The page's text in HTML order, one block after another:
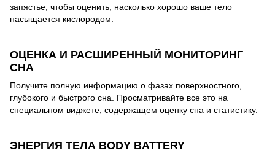
запястье, чтобы оценить, насколько хорошо ваше тело
насыщается кислородом.
ОЦЕНКА И РАСШИРЕННЫЙ МОНИТОРИНГ
СНА
Получите полную информацию о фазах поверхностного,
глубокого и быстрого сна. Просматривайте все это на
специальном виджете, содержащем оценку сна и статистику.
ЭНЕРГИЯ ТЕЛА BODY BATTERY